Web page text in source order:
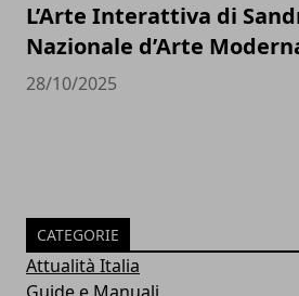
L’Arte Interattiva di
Nazionale d’Arte
28/10/2025
CATEGORIE
Attualità Italia